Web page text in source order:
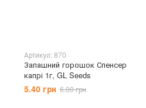
Артикул: 870
Запашний горошок Спенсер
капрі 1г, GL Seeds
5.40 грн 6.00 грн